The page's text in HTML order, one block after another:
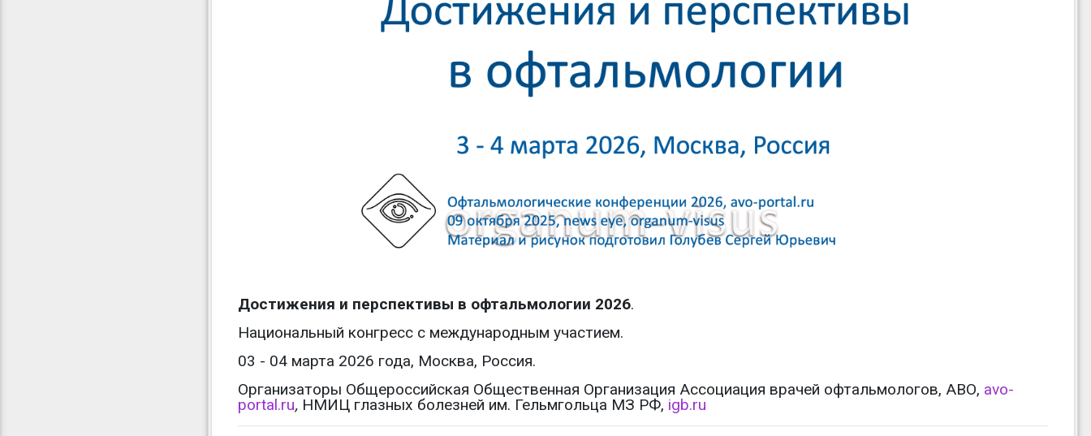
Достижения и перспективы в офтальмологии 2026.
Национальный конгресс с международным участием.
03 - 04 марта 2026 года, Москва, Россия.
Организаторы Общероссийская Общественная Организация Ассоциация врачей офтальмологов, АВО, avo-
portal.ru, НМИЦ глазных болезней им. Гельмгольца МЗ РФ, igb.ru